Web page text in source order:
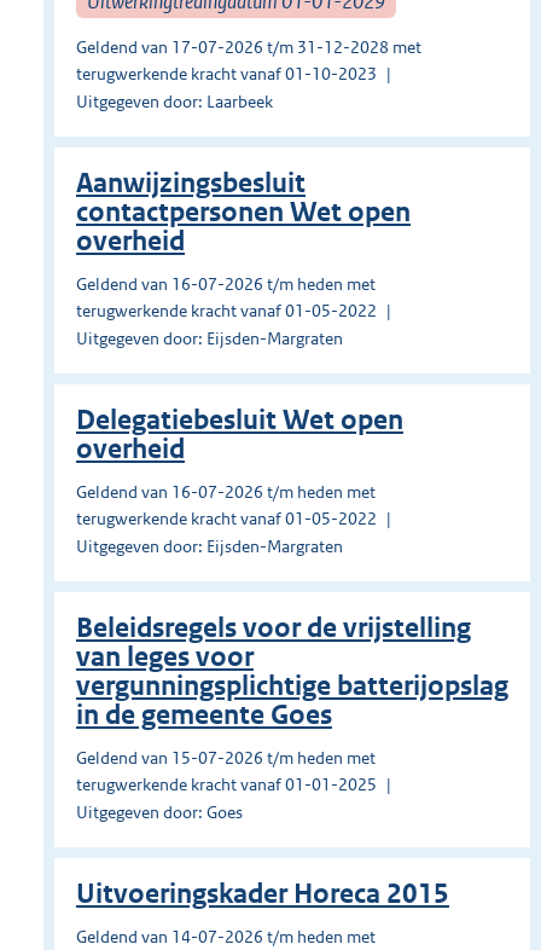
Geldend van 17-07-2026 t/m 31-12-2028 met
terugwerkende kracht vanaf 01-10-2023
Uitgegeven door: Laarbeek
Aanwijzingsbesluit
contactpersonen Wet open
overheid
Geldend van 16-07-2026 t/m heden met
terugwerkende kracht vanaf 01-05-2022
Uitgegeven door: Eijsden-Margraten
Delegatiebesluit Wet open
overheid
Geldend van 16-07-2026 t/m heden met
terugwerkende kracht vanaf 01-05-2022
Uitgegeven door: Eijsden-Margraten
Beleidsregels voor de vrijstelling
van leges voor
vergunningsplichtige batterijopslag
in de gemeente Goes
Geldend van 15-07-2026 t/m heden met
terugwerkende kracht vanaf 01-01-2025
Uitgegeven door: Goes
Uitvoeringskader Horeca 2015
Geldend van 14-07-2026 t/m heden met